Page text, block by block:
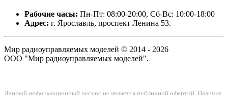
Рабочие часы: Пн-Пт: 08:00-20:00, Сб-Вс: 10:00-18:00
Адрес: г. Ярославль, проспект Ленина 53.
Мир радиоуправляемых моделей © 2014 - 2026
ООО "Мир радиоуправляемых моделей".
Данный информационный ресурс не является публичной офертой. Наличие